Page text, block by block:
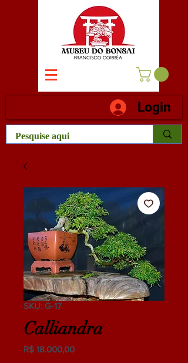
Login
SKU: G-17
Calliandra
R$ 18.000,00Preço